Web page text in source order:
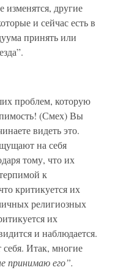
изменятся, другие
и сейчас есть в
принять или
проблем, которую
(Смех) Вы
видеть это.
на себя
тому, что их
к
критикуется их
религиозных
их
и наблюдается.
Итак, многие
принимаю его”.